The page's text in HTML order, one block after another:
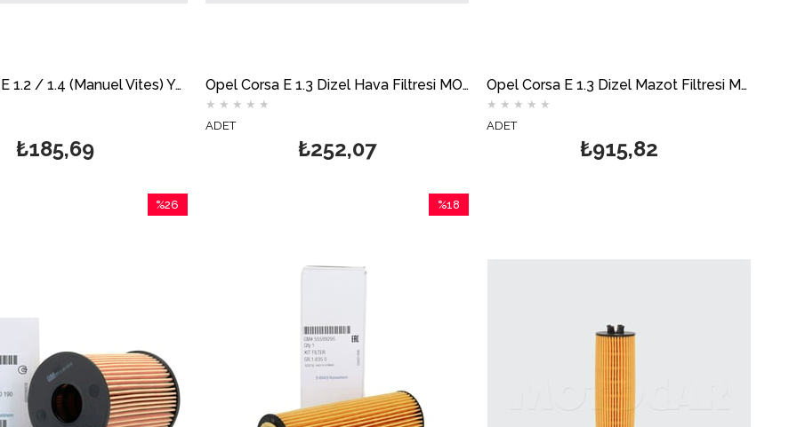
Opel Corsa E 1.2 / 1.4 (Manuel Vites) Yağ Filtresi MOTOCAR
₺185,69
Opel Corsa E 1.3 Dizel Hava Filtresi MOTOCAR
★ ★ ★ ★ ★
ADET
₺252,07
Opel Corsa E 1.3 Dizel Mazot Filtresi MOTOCAR
★ ★ ★ ★ ★
ADET
₺915,82
%26
%18